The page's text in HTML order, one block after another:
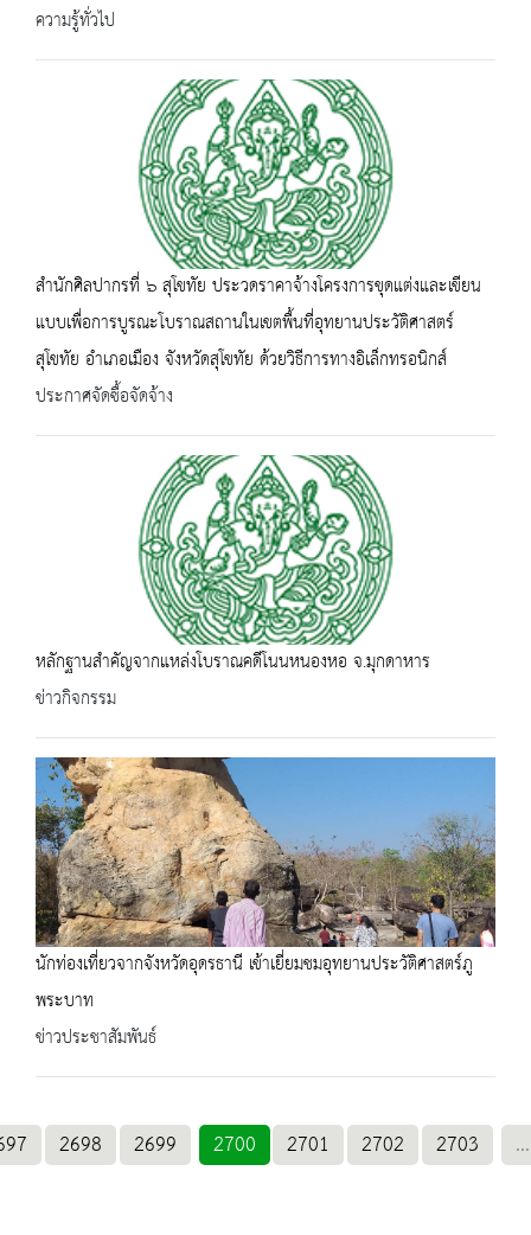
ความรู้ทั่วไป
สำนักศิลปากรที่ ๖ สุโขทัย ประวดราคาจ้างโครงการขุดแต่งและเขียน
แบบเพื่อการบูรณะโบราณสถานในเขตพื้นที่อุทยานประวัติศาสตร์
สุโขทัย อำเภอเมือง จังหวัดสุโขทัย ด้วยวิธีการทางอิเล็กทรอนิกส์
ประกาศจัดซื้อจัดจ้าง
หลักฐานสำคัญจากแหล่งโบราณคดีโนนหนองหอ จ.มุกดาหาร
ข่าวกิจกรรม
นักท่องเที่ยวจากจังหวัดอุดรธานี เข้าเยี่ยมชมอุทยานประวัติศาสตร์ภู
พระบาท
ข่าวประชาสัมพันธ์
2698 2699 2700 2701 2702 2703 ...